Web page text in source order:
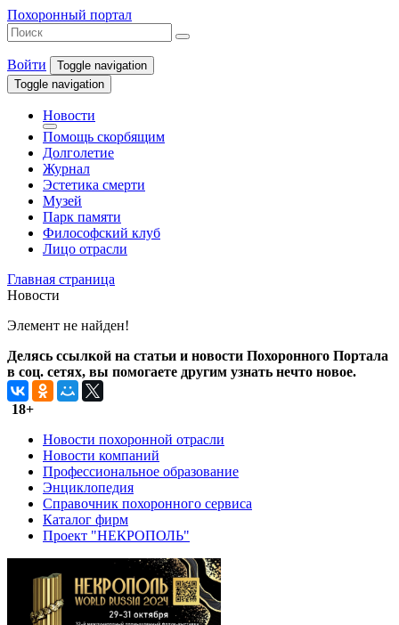
Похоронный портал
Войти
Toggle navigation
Toggle navigation
Новости
Помощь скорбящим
Долголетие
Журнал
Эстетика смерти
Музей
Парк памяти
Философский клуб
Лицо отрасли
Главная страница
Новости
Элемент не найден!
Делясь ссылкой на статьи и новости Похоронного Портала
в соц. сетях, вы помогаете другим узнать нечто новое.
18+
Новости похоронной отрасли
Новости компаний
Профессиональное образование
Энциклопедия
Справочник похоронного сервиса
Каталог фирм
Проект "НЕКРОПОЛЬ"